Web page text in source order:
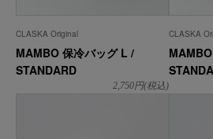
CLASKA Original
MAMBO 保冷バッグ L /
STANDARD
2,750円(税込)
CLASKA